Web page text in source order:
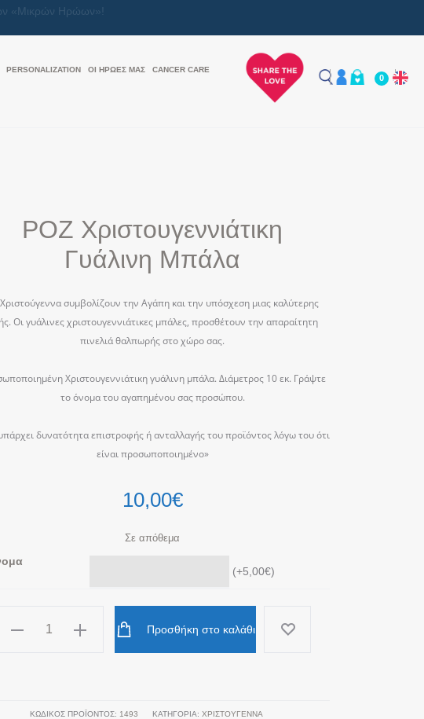
PERSONALIZATION ΟΙ ΗΡΩΕΣ ΜΑΣ CANCER CARE
0
ΡΟΖ Χριστουγεννιάτικη
Γυάλινη Μπάλα
συμβολίζουν την Αγάπη και την υπόσχεση μιας καλύτερης
Οι γυάλινες χριστουγεννιάτικες μπάλες, προσθέτουν την απαραίτητη
πινελιά θαλπωρής στο χώρο σας.
Χριστουγεννιάτικη γυάλινη μπάλα. Διάμετρος 10 εκ. Γράψτε
το όνομα του αγαπημένου σας προσώπου.
δυνατότητα επιστροφής ή ανταλλαγής του προϊόντος λόγω του ότι
είναι προσωποποιημένο»
10,00€
Σε απόθεμα
(+5,00€)
ποσότητα
Προσθήκη στο καλάθι
ΚΩΔΙΚΌΣ ΠΡΟΪΌΝΤΟΣ: 1493 ΚΑΤΗΓΟΡΊΑ: ΧΡΙΣΤΟΥΓΕΝΝΑ